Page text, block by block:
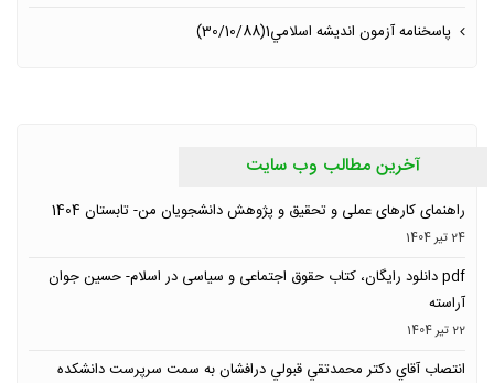
پاسخنامه آزمون انديشه اسلامي1(30/10/88)
آخرین مطالب وب سایت
راهنمای کارهای عملی و تحقیق و پژوهش دانشجویان من- تابستان 1404
24 تیر 1404
pdf دانلود رایگان، کتاب حقوق اجتماعی و سیاسی در اسلام- حسین جوان
آراسته
22 تیر 1404
انتصاب آقاي دكتر محمدتقي قبولي درافشان به سمت سرپرست دانشکده